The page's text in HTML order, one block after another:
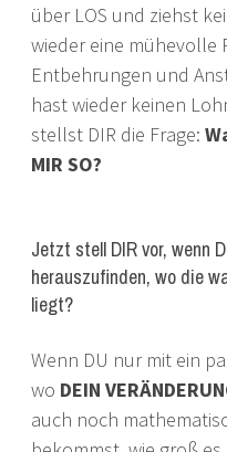
über LOS und ziehst
wieder eine mühevolle
Entbehrungen und
hast wieder keinen
stellst DIR die Frage:
MIR SO?
Jetzt stell DIR vor, wenn
herauszufinden, wo die
liegt?
Wenn DU nur mit ein
wo DEIN
auch noch